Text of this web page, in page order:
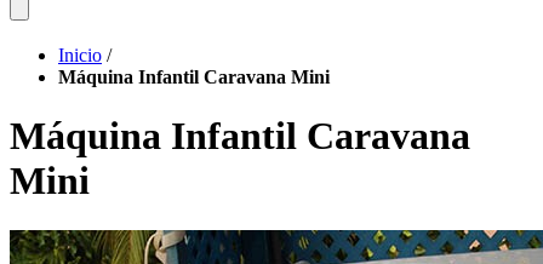
Inicio /
Máquina Infantil Caravana Mini
Máquina Infantil Caravana
Mini